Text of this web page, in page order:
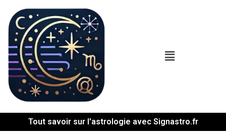
Tout savoir sur l'astrologie avec Signastro.fr